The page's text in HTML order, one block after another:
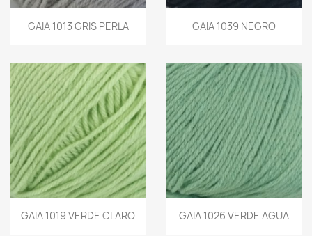
GAIA 1013 GRIS PERLA GAIA 1039 NEGRO
GAIA 1019 VERDE CLARO GAIA 1026 VERDE AGUA